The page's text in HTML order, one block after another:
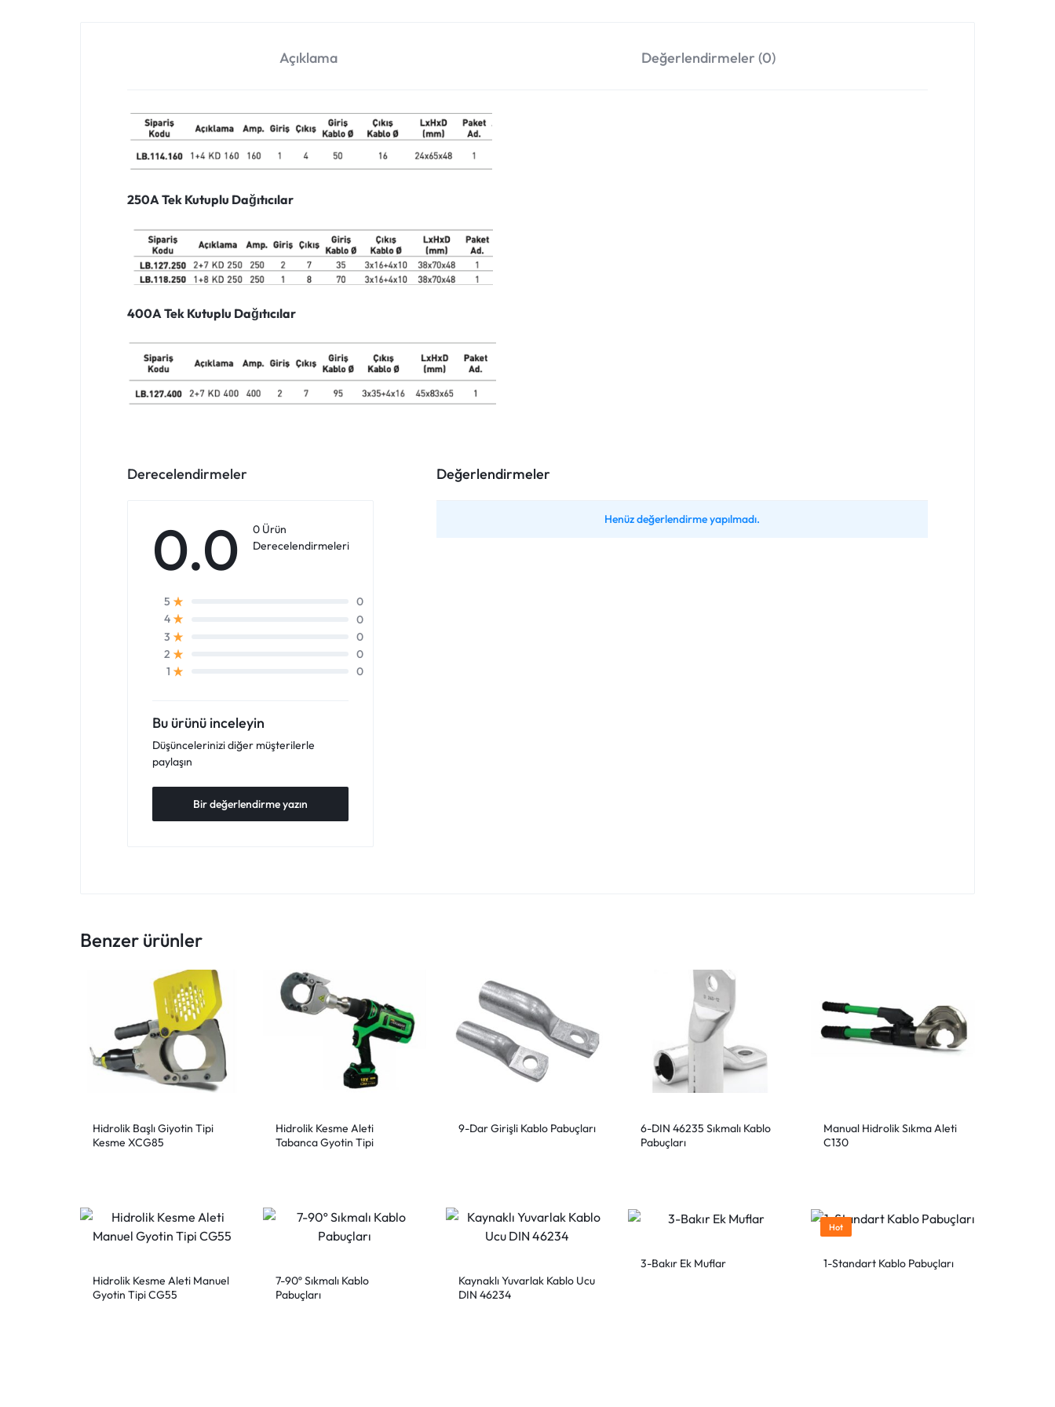
Açıklama Değerlendirmeler (0)
250A Tek Kutuplu Dağıtıcılar
400A Tek Kutuplu Dağıtıcılar
Derecelendirmeler
0.0
0 Ürün
Derecelendirmeleri
5
0
4
0
3
0
2
0
1
0
Bu ürünü inceleyin
Düşüncelerinizi diğer müşterilerle
paylaşın
Bir değerlendirme yazın
Değerlendirmeler
Henüz değerlendirme yapılmadı.
Benzer ürünler
Hidrolik Başlı Giyotin Tipi
Kesme XCG85
Hidrolik Kesme Aleti
Tabanca Gyotin Tipi
9-Dar Girişli Kablo Pabuçları
6-DIN 46235 Sıkmalı Kablo
Pabuçları
Manual Hidrolik Sıkma Aleti
C130
Hidrolik Kesme Aleti Manuel
Gyotin Tipi CG55
7-90º Sıkmalı Kablo
Pabuçları
Kaynaklı Yuvarlak Kablo Ucu
DIN 46234
3-Bakır Ek Muflar
Hot
1-Standart Kablo Pabuçları